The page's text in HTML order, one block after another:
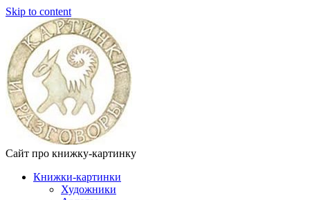
Skip to content
Сайт про книжку-картинку
Книжки-картинки
Художники